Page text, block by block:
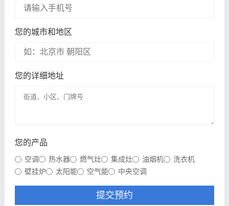
您的城市和地区
您的详细地址
您的产品
空调 热水器 燃气灶 集成灶 油烟机
洗衣机
壁挂炉
太阳能 空气能 中央空调
提交预约